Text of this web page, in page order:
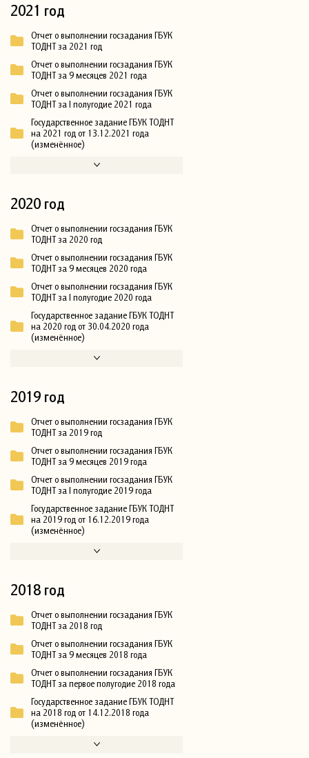
2021 год
Отчет о выполнении госзадания ГБУК
ТОДНТ за 2021 год
Отчет о выполнении госзадания ГБУК
ТОДНТ за 9 месяцев 2021 года
Отчет о выполнении госзадания ГБУК
ТОДНТ за I полугодие 2021 года
Государственное задание ГБУК ТОДНТ
на 2021 год от 13.12.2021 года
(изменённое)
2020 год
Отчет о выполнении госзадания ГБУК
ТОДНТ за 2020 год
Отчет о выполнении госзадания ГБУК
ТОДНТ за 9 месяцев 2020 года
Отчет о выполнении госзадания ГБУК
ТОДНТ за I полугодие 2020 года
Государственное задание ГБУК ТОДНТ
на 2020 год от 30.04.2020 года
(изменённое)
2019 год
Отчет о выполнении госзадания ГБУК
ТОДНТ за 2019 год
Отчет о выполнении госзадания ГБУК
ТОДНТ за 9 месяцев 2019 года
Отчет о выполнении госзадания ГБУК
ТОДНТ за I полугодие 2019 года
Государственное задание ГБУК ТОДНТ
на 2019 год от 16.12.2019 года
(изменённое)
2018 год
Отчет о выполнении госзадания ГБУК
ТОДНТ за 2018 год
Отчет о выполнении госзадания ГБУК
ТОДНТ за 9 месяцев 2018 года
Отчет о выполнении госзадания ГБУК
ТОДНТ за первое полугодие 2018 года
Государственное задание ГБУК ТОДНТ
на 2018 год от 14.12.2018 года
(изменённое)